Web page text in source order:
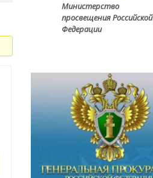
Министерство
просвещения Российской
Федерации